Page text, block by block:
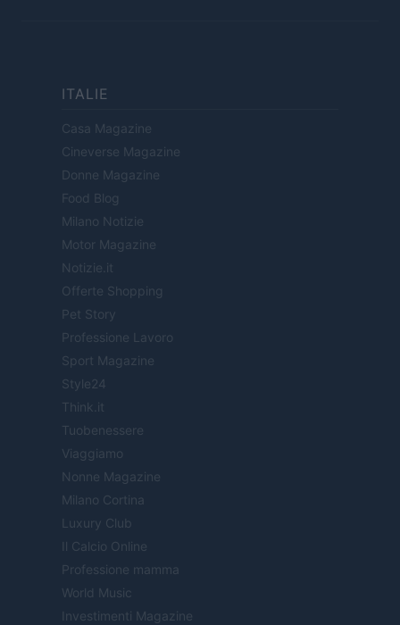
ITALIE
Casa Magazine
Cineverse Magazine
Donne Magazine
Food Blog
Milano Notizie
Motor Magazine
Notizie.it
Offerte Shopping
Pet Story
Professione Lavoro
Sport Magazine
Style24
Think.it
Tuobenessere
Viaggiamo
Nonne Magazine
Milano Cortina
Luxury Club
Il Calcio Online
Professione mamma
World Music
Investimenti Magazine